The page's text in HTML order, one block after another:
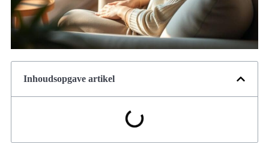
Inhoudsopgave artikel